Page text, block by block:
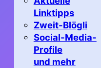
Linktipps
Zweit-Blögli
Social-Media-
Profile
und mehr